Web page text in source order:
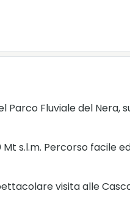
Parco Fluviale del
Mt s.l.m. Percorso
visita alle